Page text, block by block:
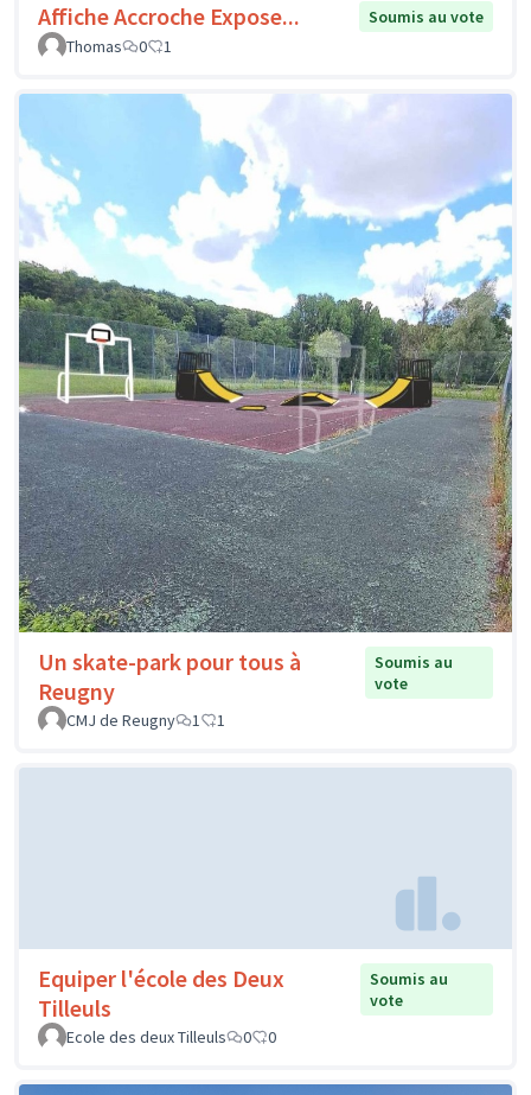
Affiche Accroche Expose...
Soumis au vote
Thomas
0 1
Un skate-park pour tous à
Reugny
Soumis au
vote
CMJ de Reugny
1 1
Equiper l'école des Deux
Tilleuls
Soumis au
vote
Ecole des deux Tilleuls
0 0